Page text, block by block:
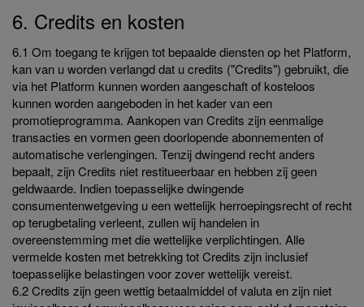
6. Credits en kosten
6.1 Om toegang te krijgen tot bepaalde diensten op het Platform,
kan van u worden verlangd dat u credits ("Credits") gebruikt, die
via het Platform kunnen worden aangeschaft of kosteloos
kunnen worden aangeboden in het kader van een
promotieprogramma. Aankopen van Credits zijn eenmalige
transacties en vormen geen doorlopende abonnementen of
automatische verlengingen. Tenzij dwingend recht anders
bepaalt, zijn Credits niet restitueerbaar en hebben zij geen
geldwaarde. Indien toepasselijke dwingende
consumentenwetgeving u een wettelijk herroepingsrecht of recht
op terugbetaling verleent, zullen wij handelen in
overeenstemming met die wettelijke verplichtingen. Alle
vermelde kosten met betrekking tot Credits zijn inclusief
toepasselijke belastingen voor zover wettelijk vereist.
6.2 Credits zijn geen wettig betaalmiddel of valuta en zijn niet